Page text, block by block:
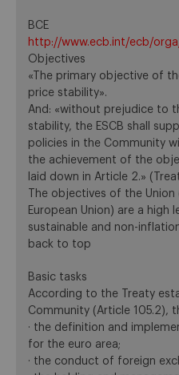
BCE
http://www.ecb.int/ecb/
Objectives
«The primary objective of
price stability».
And: «without prejudice to
stability, the ESCB shall
policies in the Community
the achievement of the
laid down in Article 2.»
The objectives of the
European Union) are a high
sustainable and non-
back to top
Basic tasks
According to the Treaty
Community (Article 105.2),
· the definition and
for the euro area;
· the conduct of foreign